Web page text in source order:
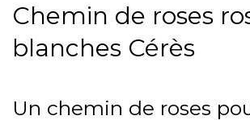
Chemin de roses
blanches Cérès
Un chemin de roses